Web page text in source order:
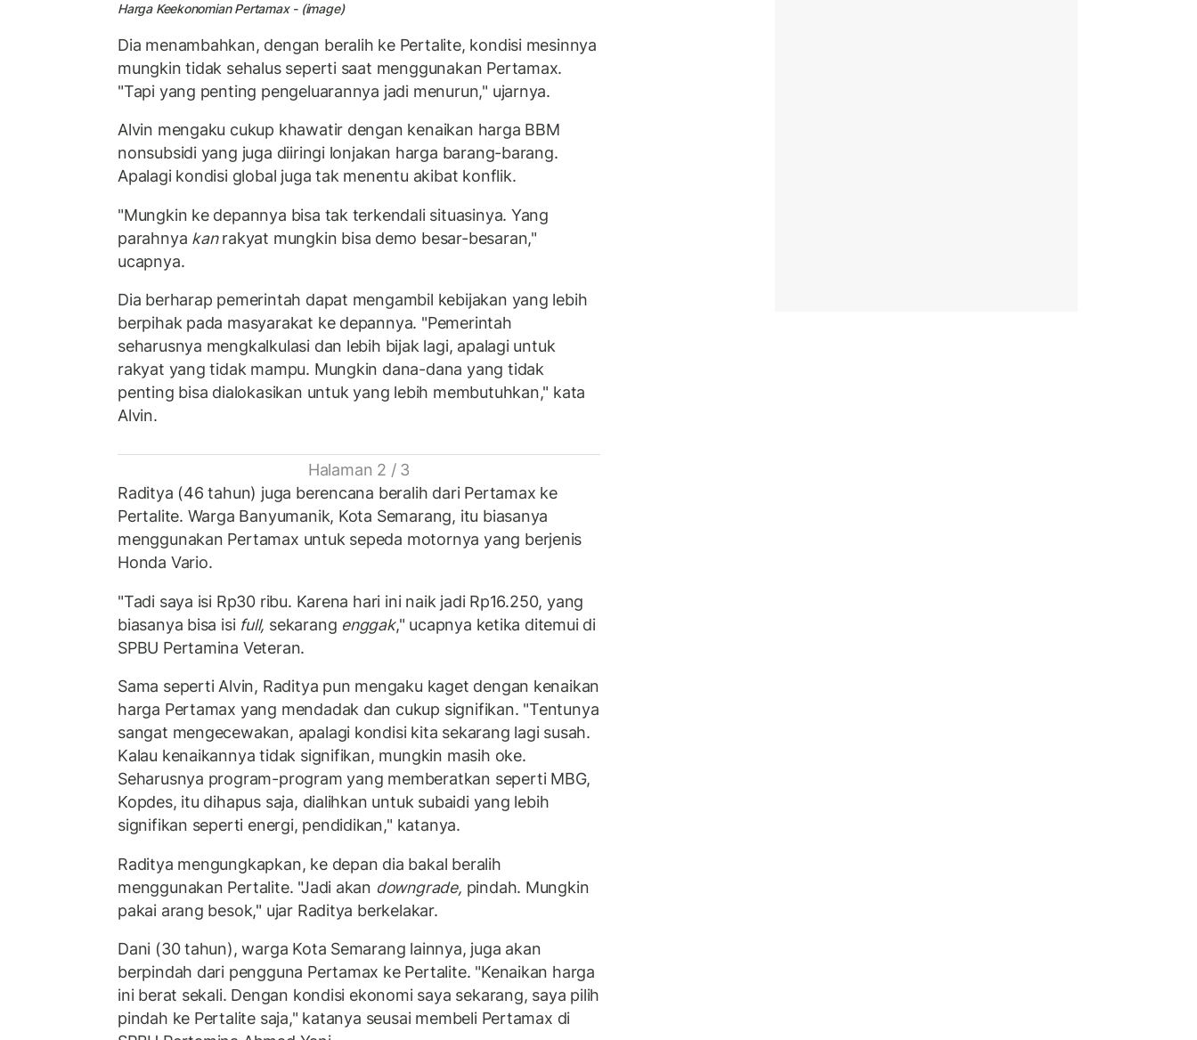
Harga Keekonomian Pertamax - (image)
Dia menambahkan, dengan beralih ke Pertalite, kondisi mesinnya
mungkin tidak sehalus seperti saat menggunakan Pertamax.
"Tapi yang penting pengeluarannya jadi menurun," ujarnya.
Alvin mengaku cukup khawatir dengan kenaikan harga BBM
nonsubsidi yang juga diiringi lonjakan harga barang-barang.
Apalagi kondisi global juga tak menentu akibat konflik.
"Mungkin ke depannya bisa tak terkendali situasinya. Yang
parahnya kanrakyat mungkin bisa demo besar-besaran,"
ucapnya.
Dia berharap pemerintah dapat mengambil kebijakan yang lebih
berpihak pada masyarakat ke depannya. "Pemerintah
seharusnya mengkalkulasi dan lebih bijak lagi, apalagi untuk
rakyat yang tidak mampu. Mungkin dana-dana yang tidak
penting bisa dialokasikan untuk yang lebih membutuhkan," kata
Alvin.
Halaman 2 / 3
Raditya (46 tahun) juga berencana beralih dari Pertamax ke
Pertalite. Warga Banyumanik, Kota Semarang, itu biasanya
menggunakan Pertamax untuk sepeda motornya yang berjenis
Honda Vario.
"Tadi saya isi Rp30 ribu. Karena hari ini naik jadi Rp16.250, yang
biasanya bisa isi full, sekarang enggak," ucapnya ketika ditemui di
SPBU Pertamina Veteran.
Sama seperti Alvin, Raditya pun mengaku kaget dengan kenaikan
harga Pertamax yang mendadak dan cukup signifikan. "Tentunya
sangat mengecewakan, apalagi kondisi kita sekarang lagi susah.
Kalau kenaikannya tidak signifikan, mungkin masih oke.
Seharusnya program-program yang memberatkan seperti MBG,
Kopdes, itu dihapus saja, dialihkan untuk subaidi yang lebih
signifikan seperti energi, pendidikan," katanya.
Raditya mengungkapkan, ke depan dia bakal beralih
menggunakan Pertalite. "Jadi akan downgrade, pindah. Mungkin
pakai arang besok," ujar Raditya berkelakar.
Dani (30 tahun), warga Kota Semarang lainnya, juga akan
berpindah dari pengguna Pertamax ke Pertalite. "Kenaikan harga
ini berat sekali. Dengan kondisi ekonomi saya sekarang, saya pilih
pindah ke Pertalite saja," katanya seusai membeli Pertamax di